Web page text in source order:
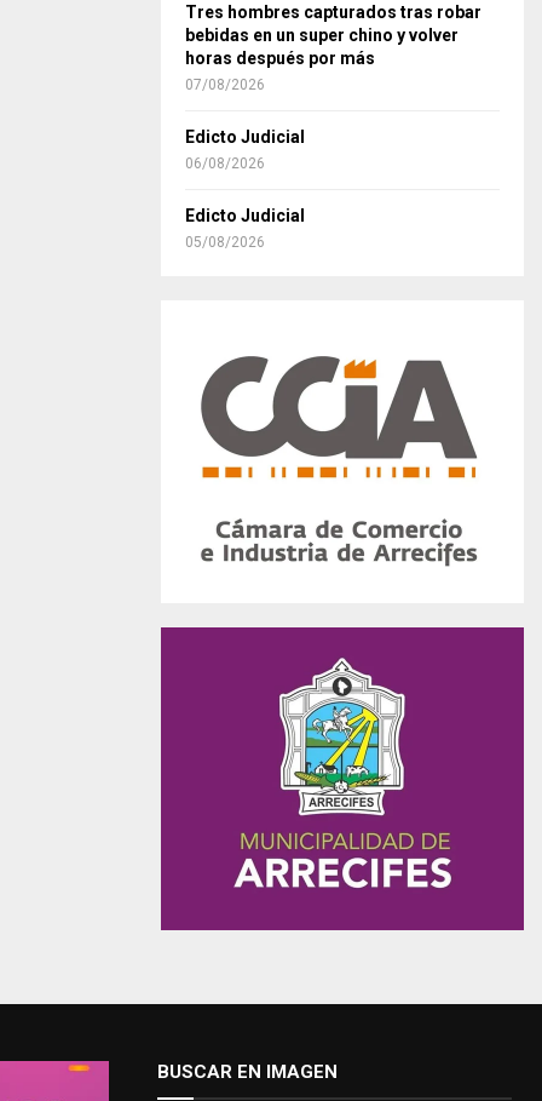
Tres hombres capturados tras robar
bebidas en un super chino y volver
horas después por más
07/08/2026
Edicto Judicial
06/08/2026
Edicto Judicial
05/08/2026
BUSCAR EN IMAGEN